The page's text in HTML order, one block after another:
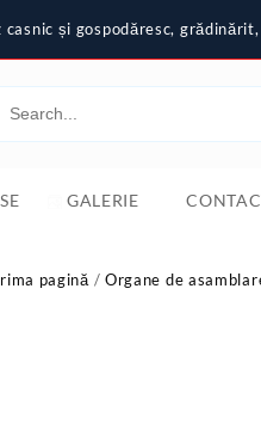
și gospodăresc,
GALERIE
pagină / Organe de